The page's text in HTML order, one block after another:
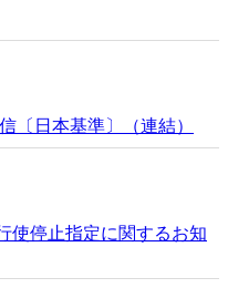
〔日本基準〕（連結）
使停止指定に関するお知